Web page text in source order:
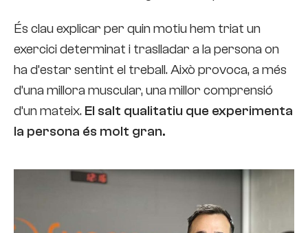
És clau explicar per quin motiu hem triat un
exercici determinat i traslladar a la persona on
ha d’estar sentint el treball. Això provoca, a més
d’una millora muscular, una millor comprensió
d’un mateix. El salt qualitatiu que experimenta
la persona és molt gran.